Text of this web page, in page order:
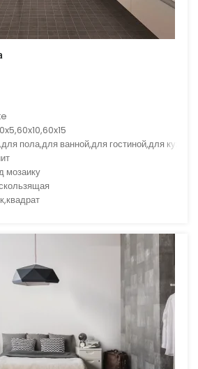
пола,для ванной,для гостиной,для кухни
мозаику